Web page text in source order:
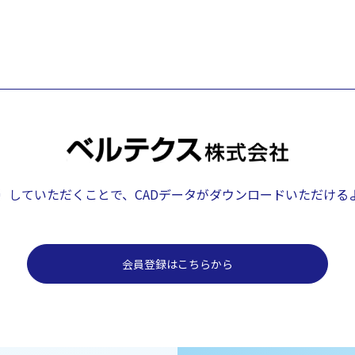
ていただくことで、 CADデータがダウンロードいただける
会員登録はこちらから